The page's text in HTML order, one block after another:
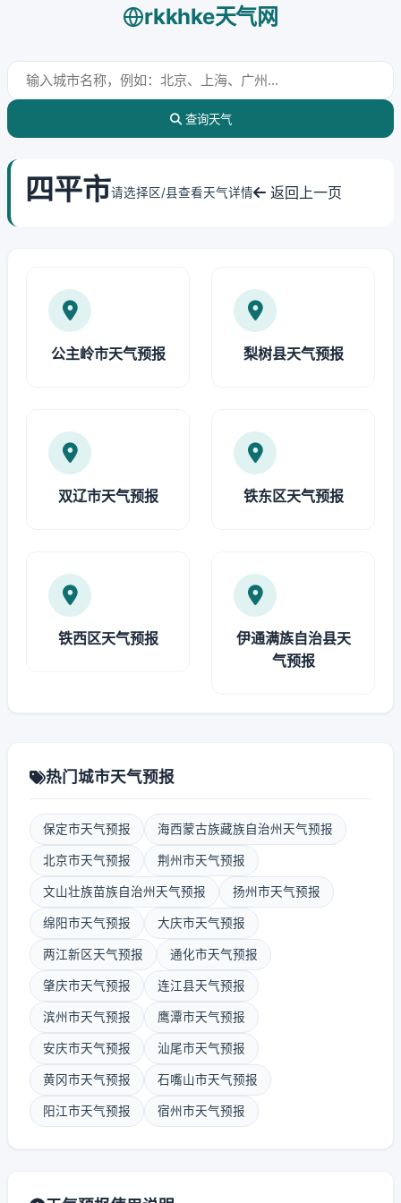
rkkhke天气网
查询天气
四平市请选择区/县查看天气详情 返回上一页
公主岭市天气预报 梨树县天气预报
双辽市天气预报 铁东区天气预报
铁西区天气预报
伊通满族自治县天
气预报
热门城市天气预报
保定市天气预报 海西蒙古族藏族自治州天气预报
北京市天气预报 荆州市天气预报
文山壮族苗族自治州天气预报 扬州市天气预报
绵阳市天气预报 大庆市天气预报
两江新区天气预报 通化市天气预报
肇庆市天气预报 连江县天气预报
滨州市天气预报 鹰潭市天气预报
安庆市天气预报 汕尾市天气预报
黄冈市天气预报 石嘴山市天气预报
阳江市天气预报 宿州市天气预报